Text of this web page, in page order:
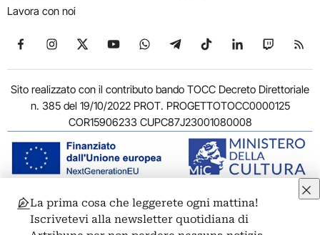
Lavora con noi
Seguici su Facebook
Seguici su Instagram
Seguici su X
Seguici su YouTube
Seguici su WhatsApp
Seguici su Telegram
Seguici su TikTok
Seguici su
Seguici
Sito realizzato con il contributo bando TOCC Decreto Direttoriale
n. 385 del 19/10/2022 PROT. PROGETTOTOCC0000125
COR15906233 CUPC87J23001080008
© 2011-2026 ARTRIBUNE srl – Corso Vittorio Emanuele II, 287 –
00186 Roma - P.I. 11381581005
La prima cosa che leggerete ogni mattina!
Iscrivetevi alla newsletter quotidiana di